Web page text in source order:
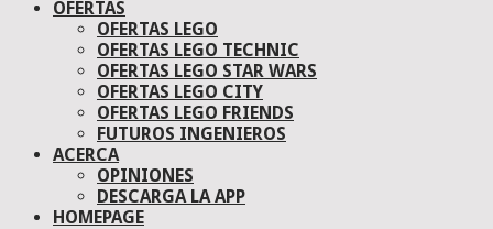
OFERTAS
OFERTAS LEGO
OFERTAS LEGO TECHNIC
OFERTAS LEGO STAR WARS
OFERTAS LEGO CITY
OFERTAS LEGO FRIENDS
FUTUROS INGENIEROS
ACERCA
OPINIONES
DESCARGA LA APP
HOMEPAGE